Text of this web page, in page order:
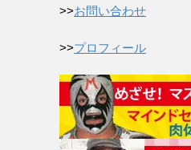
>>お問い合わせ
>>プロフィール